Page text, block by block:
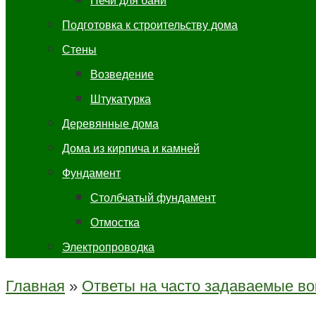
Подготовка к строительству дома
Стены
Возведение
Штукатурка
Деревянные дома
Дома из кирпича и камней
Фундамент
Столбчатый фундамент
Отмостка
Электропроводка
Главная » Ответы на часто задаваемые